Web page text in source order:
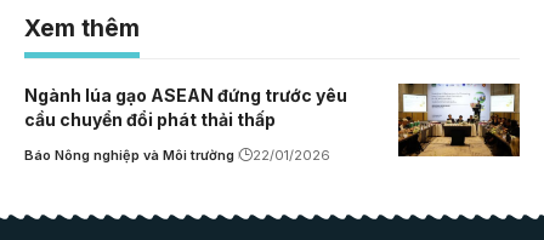
Xem thêm
Ngành lúa gạo ASEAN đứng trước yêu
cầu chuyển đổi phát thải thấp
Báo Nông nghiệp và Môi trường 22/01/2026